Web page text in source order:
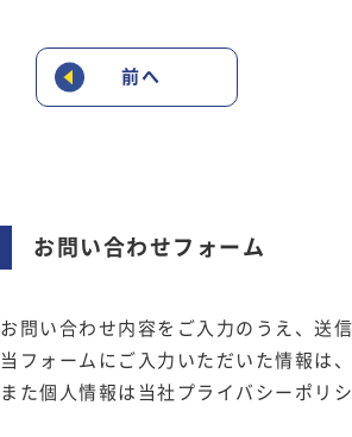
前へ
お問い合わせフォーム
お問い合わせ内容をご入力のうえ、送
当フォームにご入力いただいた情報は
また個人情報は当社 プライバシーポリ